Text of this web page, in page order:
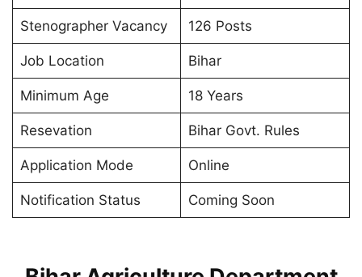
Stenographer Vacancy 126 Posts
Job Location Bihar
Minimum Age 18 Years
Resevation Bihar Govt. Rules
Application Mode Online
Notification Status Coming Soon